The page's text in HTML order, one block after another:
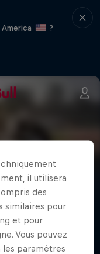
?
connaissance
Bull.
il utilisera
des
similaires pour
et pour
Vous pouvez
paramètres